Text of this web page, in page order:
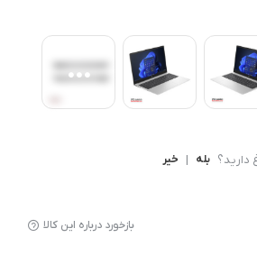
دارید؟ بله | خیر
بازخورد درباره این کالا